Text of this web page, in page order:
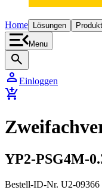
Home Lösungen
Menu
search
person Einloggen
add_shopping_cart
YP2-PSG4M-
Bestell-ID-Nr. U2-09366